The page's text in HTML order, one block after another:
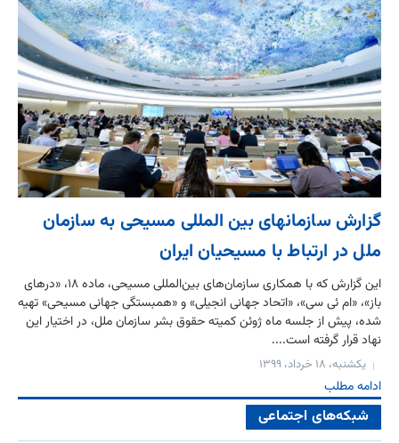
گزارش سازمانهای بین المللی مسیحی به سازمان
ملل در ارتباط با مسیحیان ایران
این گزارش که با همکاری سازمان‌های بین‌المللی مسیحی، ماده ۱۸، «درهای
باز»، «ام ئی سی»، «اتحاد جهانی انجیلی» و «همبستگی جهانی مسیحی» تهیه
شده، پیش از جلسه ماه ژوئن کمیته حقوق بشر سازمان ملل، در اختیار این
نهاد قرار گرفته است....
یکشنبه، ۱۸ خرداد، ۱۳۹۹
ادامه مطلب
شبکه‌های اجتماعی